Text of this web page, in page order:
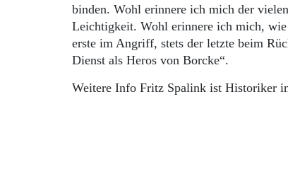
binden. Wohl erinnere ich mich der
Leichtigkeit. Wohl erinnere ich mich,
erste im Angriff, stets der letzte beim
Dienst als Heros von Borcke“.
Weitere Info Fritz Spalink ist Historiker